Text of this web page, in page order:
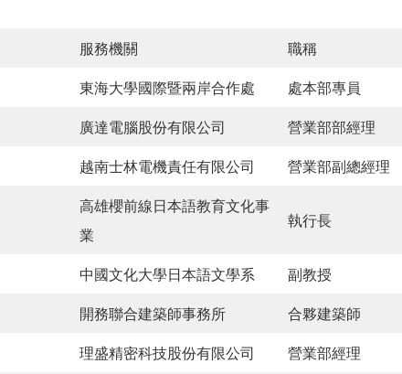
服務機關
職稱
東海大學國際暨兩岸合作處
處本部專員
廣達電腦股份有限公司
營業部部經理
越南士林電機責任有限公司 營業部副總經理
高雄櫻前線日本語教育文化事
業
執行長
中國文化大學日本語文學系
副教授
開務聯合建築師事務所
合夥建築師
理盛精密科技股份有限公司
營業部經理